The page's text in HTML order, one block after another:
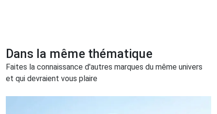
Dans la même thématique
Faites la connaissance d'autres marques du même univers
et qui devraient vous plaire